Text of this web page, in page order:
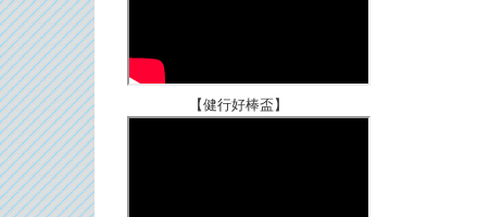
【健行好棒盃】